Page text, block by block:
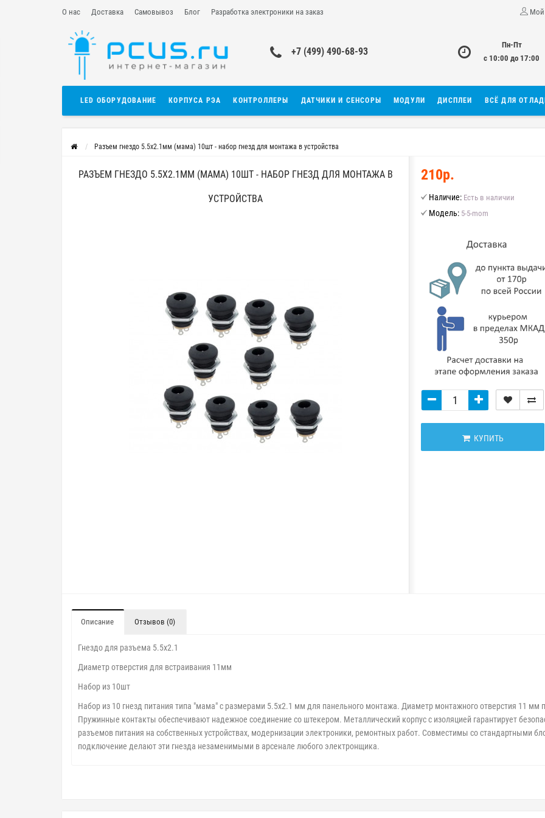
О нас Доставка Самовывоз Блог Разработка электроники на заказ Мой
+7 (499) 490-68-93
Пн-Пт
с 10:00 до 17:00
LED ОБОРУДОВАНИЕ КОРПУСА РЭА КОНТРОЛЛЕРЫ ДАТЧИКИ И СЕНСОРЫ МОДУЛИ ДИСПЛЕИ ВСЁ ДЛЯ
Разъем гнездо 5.5x2.1мм (мама) 10шт - набор гнезд для монтажа в устройства
РАЗЪЕМ ГНЕЗДО 5.5X2.1ММ (МАМА) 10ШТ - НАБОР ГНЕЗД ДЛЯ МОНТАЖА В
УСТРОЙСТВА
210р.
Наличие: Есть в наличии
Модель: 5-5-mom
КУПИТЬ
Описание Отзывов (0)
Гнездо для разъема 5.5x2.1
Диаметр отверстия для встраивания 11мм
Набор из 10шт
Набор из 10 гнезд питания типа "мама" с размерами 5.5x2.1 мм для панельного монтажа. Диаметр монтажного отверстия 11 мм
Пружинные контакты обеспечивают надежное соединение со штекером. Металлический корпус с изоляцией гарантирует
разъемов питания на собственных устройствах, модернизации электроники, ремонтных работ. Совместимы со стандартными
подключение делают эти гнезда незаменимыми в арсенале любого электронщика.